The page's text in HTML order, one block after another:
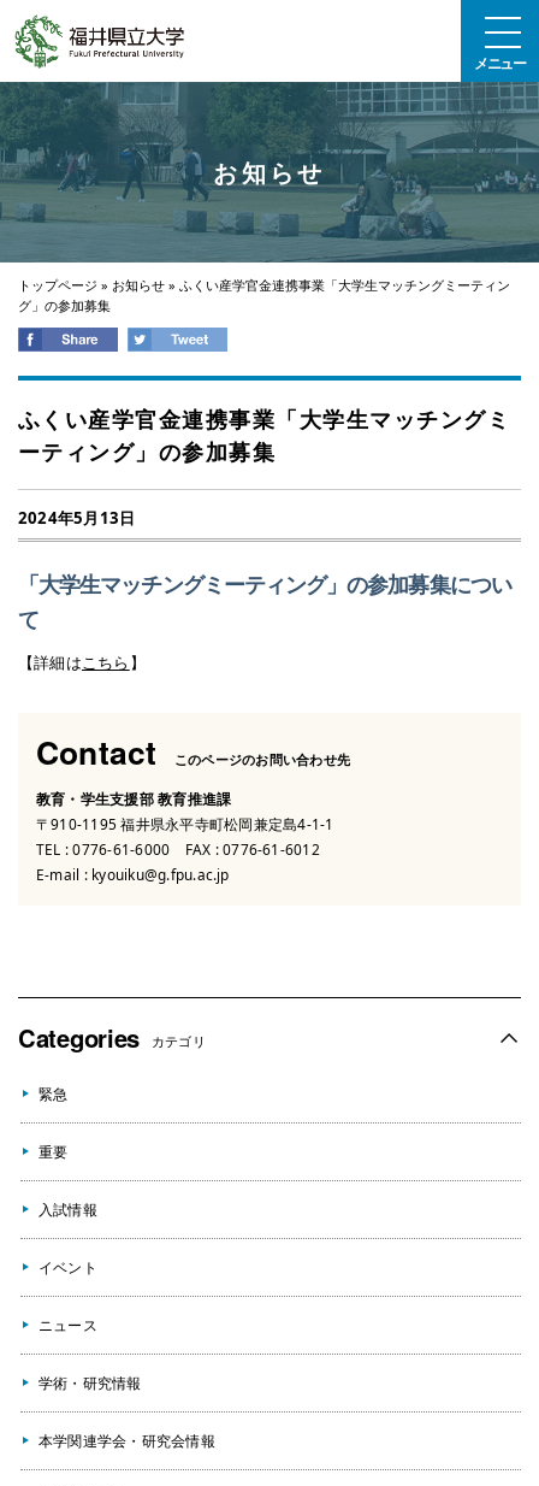
メニュー
お知らせ
トップページ » お知らせ » ふくい産学官金連携事業「大学生マッチングミーティン
グ」の参加募集
ふくい産学官金連携事業「大学生マッチングミ
ーティング」の参加募集
2024年5月13日
「大学生マッチングミーティング」の参加募集につい
て
【詳細はこちら 】
Contact このページのお問い合わせ先
教育・学生支援部 教育推進課
〒910-1195 福井県永平寺町松岡兼定島4-1-1
TEL :0776-61-6000 FAX : 0776-61-6012
E-mail : kyouiku@g.fpu.ac.jp
Categories カテゴリ
緊急
重要
入試情報
イベント
ニュース
学術・研究情報
本学関連学会・研究会情報